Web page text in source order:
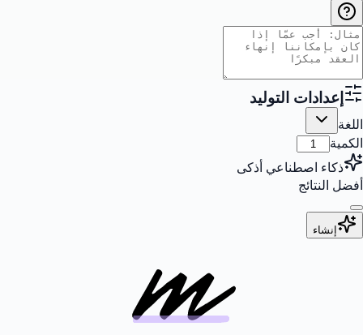
إعدادات التوليد
اللغة
الكمية
ذكاء اصطناعي أذكى
أفضل النتائج
إنشاء